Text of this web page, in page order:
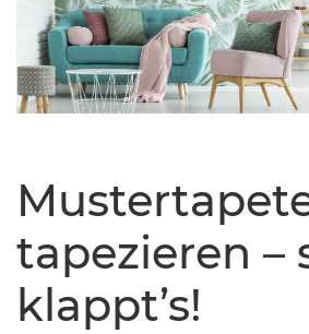
tapezieren –
klappt’s!